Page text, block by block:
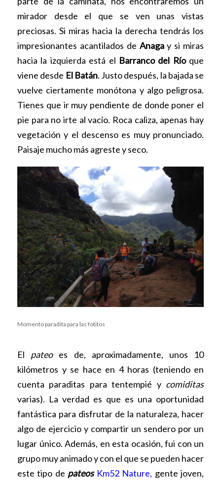
mirador desde el que se ven unas vistas
preciosas. Si miras hacia la derecha tendrás los
impresionantes acantilados de Anagay si miras
hacia la izquierda está el Barranco del Ríoque
viene desde El Batán. Justo después, la bajada se
vuelve ciertamente monótona y algo peligrosa.
Tienes que ir muy pendiente de donde poner el
pie para no irte al vacío. Roca caliza, apenas hay
vegetación y el descenso es muy pronunciado.
Paisaje mucho más agreste y seco.
Momento paradita para las fotitos
El pateoes de, aproximadamente, unos 10
kilómetros y se hace en 4 horas (teniendo en
cuenta paraditas para tentempié y comiditas
varias). La verdad es que es una oportunidad
fantástica para disfrutar de la naturaleza, hacer
algo de ejercicio y compartir un sendero por un
lugar único. Además, en esta ocasión, fui con un
grupo muy animado y con el que se pueden hacer
este tipo de pateos Km52 Nature, gente joven,